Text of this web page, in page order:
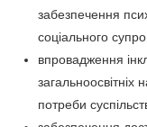
забезпечення
соціального
впровадження
потреби